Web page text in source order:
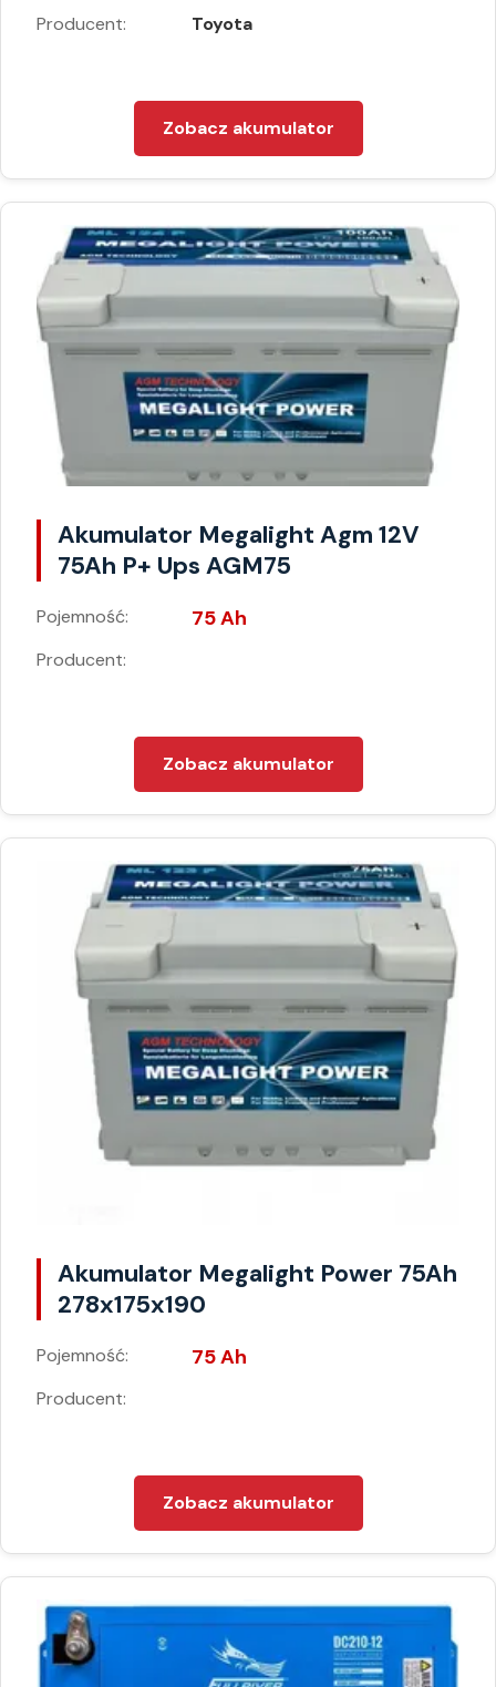
Producent: Toyota
Zobacz akumulator
Akumulator Megalight Agm 12V
75Ah P+ Ups AGM75
Pojemność: 75 Ah
Producent:
Zobacz akumulator
Akumulator Megalight Power 75Ah
278x175x190
Pojemność: 75 Ah
Producent:
Zobacz akumulator